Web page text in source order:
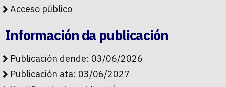
Acceso público
Información da publicación
Publicación dende: 03/06/2026
Publicación ata: 03/06/2027